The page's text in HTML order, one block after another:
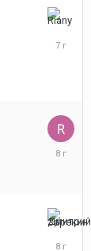
29
июля,
25
23
января,